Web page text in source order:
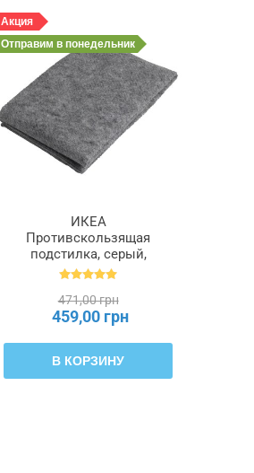
Акция
Отправим в понедельник
ИКЕА
Противскользящая
подстилка, серый,
165x235 см STOPP FILT
901.322.61
471,00 грн
459,00 грн
В КОРЗИНУ